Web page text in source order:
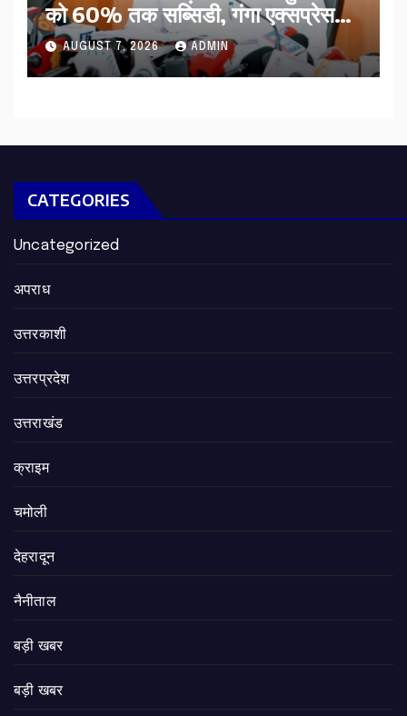
को 60% तक सब्सिडी, गंगा एक्सप्रेसवे
का हरिद्वार तक होगा विस्तार
AUGUST 7, 2026 ADMIN
CATEGORIES
Uncategorized
अपराध
उत्तरकाशी
उत्तरप्रदेश
उत्तराखंड
क्राइम
चमोली
देहरादून
नैनीताल
बड़ी खबर
बड़ी खबर